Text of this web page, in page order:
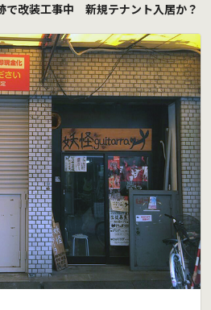
で改装工事中 新規テナント入居か？